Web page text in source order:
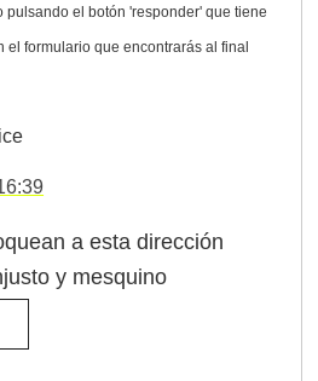
a esta dirección
y mesquino